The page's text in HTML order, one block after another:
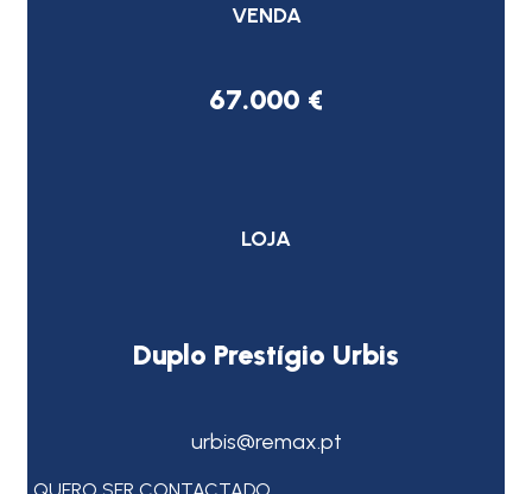
VENDA
67.000 €
LOJA
Duplo Prestígio Urbis
urbis@remax.pt